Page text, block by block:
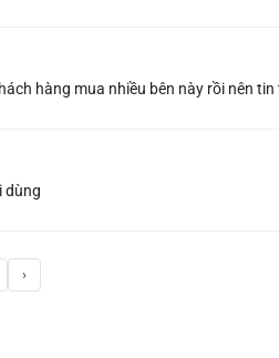
hàng mua nhiều bên này rồi nên
dùng
›